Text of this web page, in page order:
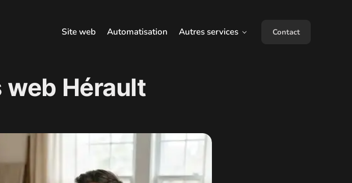
Site web Automatisation Autres services Contact
Hérault